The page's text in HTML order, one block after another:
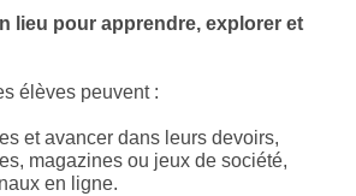
lieu pour apprendre, explorer et
élèves peuvent :
et avancer dans leurs devoirs,
magazines ou jeux de société,
en ligne.